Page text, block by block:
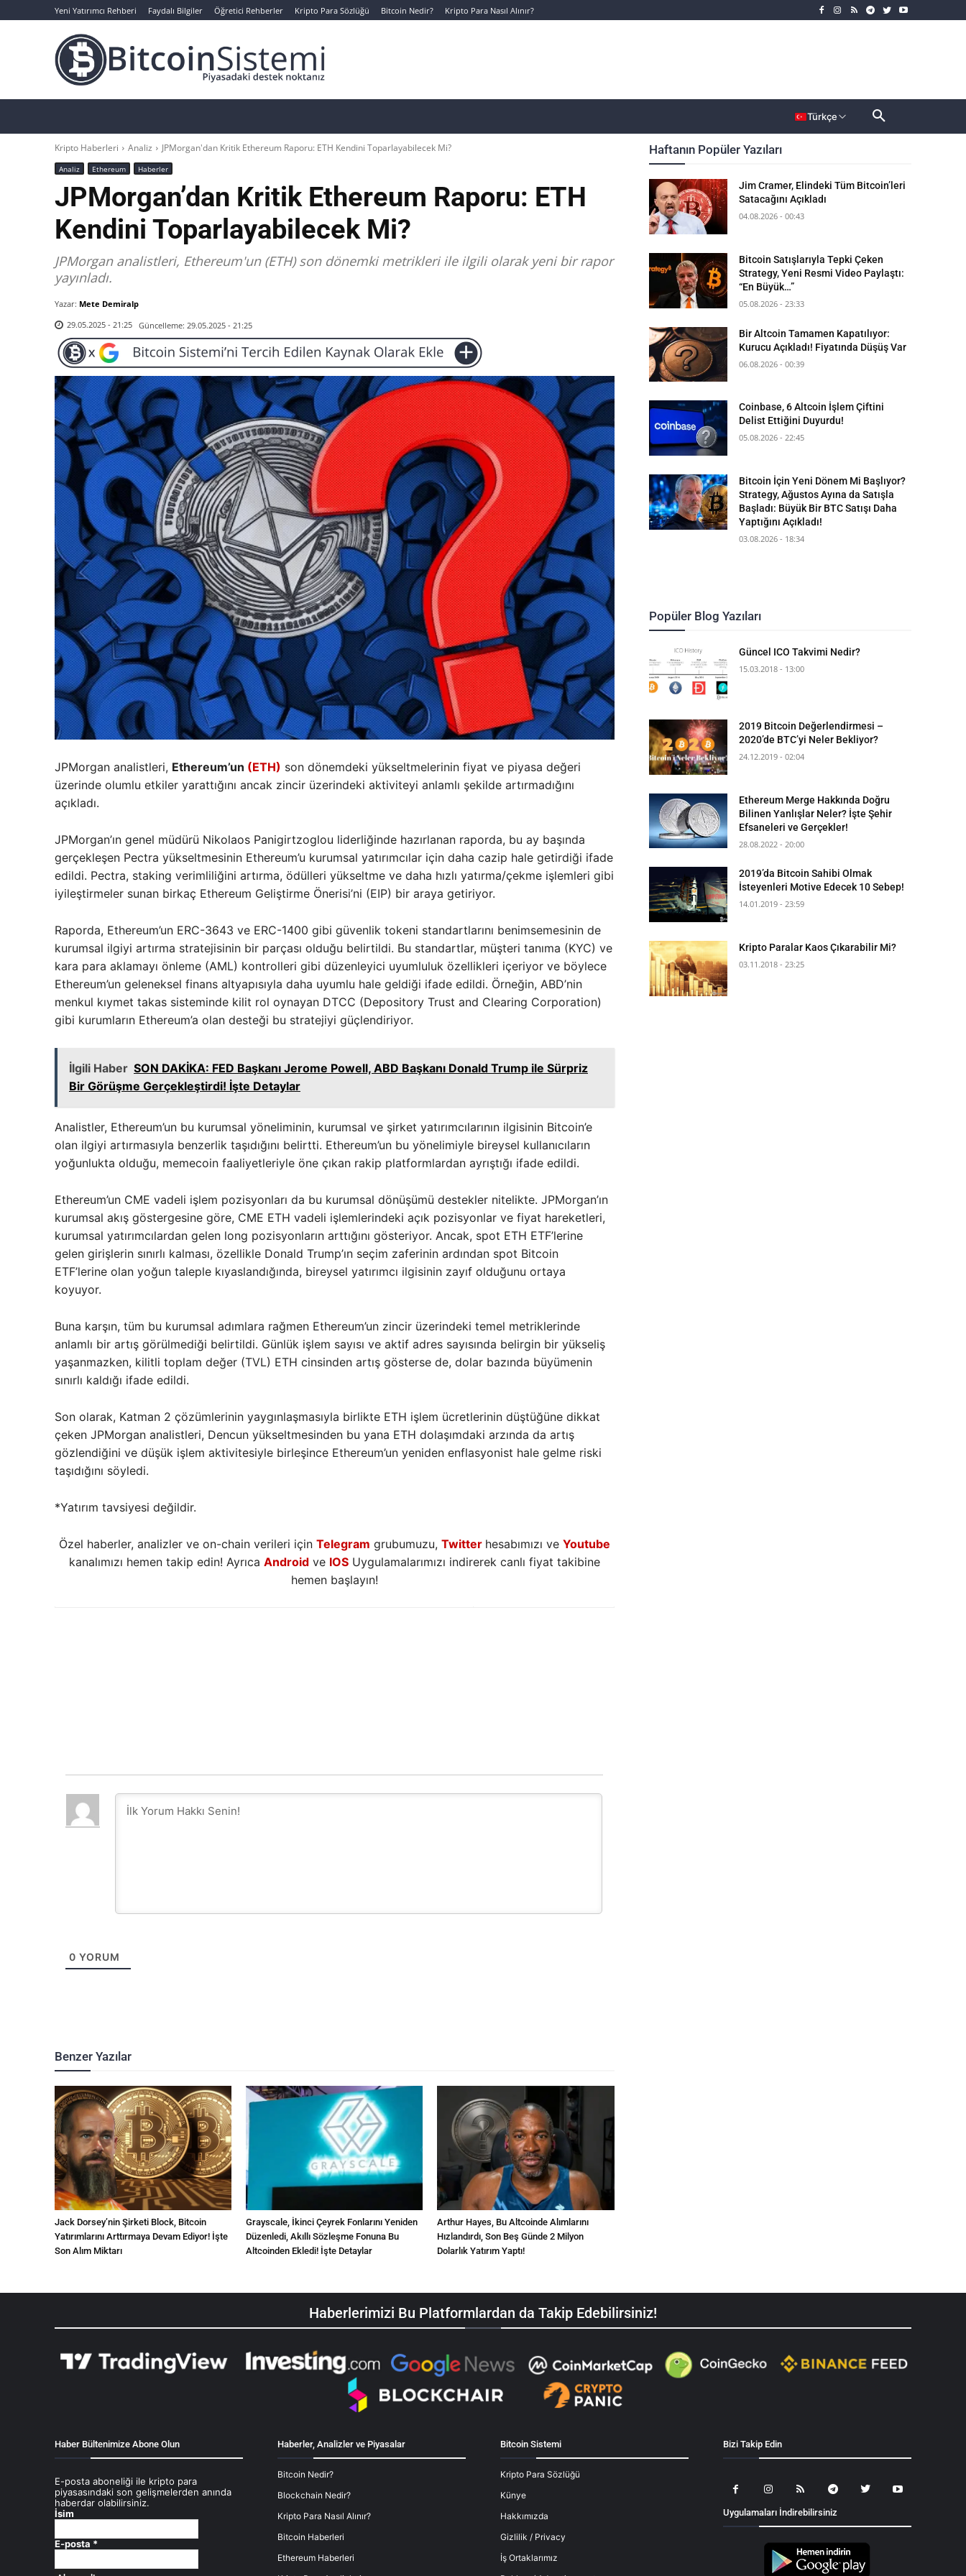
Yeni Yatırımcı Rehberi Faydalı Bilgiler Öğretici Rehberler Kripto Para Sözlüğü Bitcoin Nedir? Kripto Para Nasıl Alınır?
Türkçe
Kripto Haberleri Analiz JPMorgan'dan Kritik Ethereum Raporu: ETH Kendini Toparlayabilecek Mi?
Analiz Ethereum Haberler
JPMorgan’dan Kritik Ethereum Raporu: ETH
Kendini Toparlayabilecek Mi?
JPMorgan analistleri, Ethereum'un (ETH) son dönemki metrikleri ile ilgili olarak yeni bir rapor
yayınladı.
Yazar: Mete Demiralp
29.05.2025 - 21:25 Güncelleme: 29.05.2025 - 21:25
JPMorgan analistleri, Ethereum’un (ETH) son dönemdeki yükseltmelerinin fiyat ve piyasa değeri
üzerinde olumlu etkiler yarattığını ancak zincir üzerindeki aktiviteyi anlamlı şekilde artırmadığını
açıkladı.
JPMorgan’ın genel müdürü Nikolaos Panigirtzoglou liderliğinde hazırlanan raporda, bu ay başında
gerçekleşen Pectra yükseltmesinin Ethereum’u kurumsal yatırımcılar için daha cazip hale getirdiği ifade
edildi. Pectra, staking verimliliğini artırma, ödülleri yükseltme ve daha hızlı yatırma/çekme işlemleri gibi
iyileştirmeler sunan birkaç Ethereum Geliştirme Önerisi’ni (EIP) bir araya getiriyor.
Raporda, Ethereum’un ERC-3643 ve ERC-1400 gibi güvenlik tokeni standartlarını benimsemesinin de
kurumsal ilgiyi artırma stratejisinin bir parçası olduğu belirtildi. Bu standartlar, müşteri tanıma (KYC) ve
kara para aklamayı önleme (AML) kontrolleri gibi düzenleyici uyumluluk özellikleri içeriyor ve böylece
Ethereum’un geleneksel finans altyapısıyla daha uyumlu hale geldiği ifade edildi. Örneğin, ABD’nin
menkul kıymet takas sisteminde kilit rol oynayan DTCC (Depository Trust and Clearing Corporation)
gibi kurumların Ethereum’a olan desteği bu stratejiyi güçlendiriyor.
İlgili Haber SON DAKİKA: FED Başkanı Jerome Powell, ABD Başkanı Donald Trump ile Sürpriz
Bir Görüşme Gerçekleştirdi! İşte Detaylar
Analistler, Ethereum’un bu kurumsal yöneliminin, kurumsal ve şirket yatırımcılarının ilgisinin Bitcoin’e
olan ilgiyi artırmasıyla benzerlik taşıdığını belirtti. Ethereum’un bu yönelimiyle bireysel kullanıcıların
yoğunlukta olduğu, memecoin faaliyetleriyle öne çıkan rakip platformlardan ayrıştığı ifade edildi.
Ethereum’un CME vadeli işlem pozisyonları da bu kurumsal dönüşümü destekler nitelikte. JPMorgan’ın
kurumsal akış göstergesine göre, CME ETH vadeli işlemlerindeki açık pozisyonlar ve fiyat hareketleri,
kurumsal yatırımcılardan gelen long pozisyonların arttığını gösteriyor. Ancak, spot ETH ETF’lerine
gelen girişlerin sınırlı kalması, özellikle Donald Trump’ın seçim zaferinin ardından spot Bitcoin
ETF’lerine olan yoğun taleple kıyaslandığında, bireysel yatırımcı ilgisinin zayıf olduğunu ortaya
koyuyor.
Buna karşın, tüm bu kurumsal adımlara rağmen Ethereum’un zincir üzerindeki temel metriklerinde
anlamlı bir artış görülmediği belirtildi. Günlük işlem sayısı ve aktif adres sayısında belirgin bir yükseliş
yaşanmazken, kilitli toplam değer (TVL) ETH cinsinden artış gösterse de, dolar bazında büyümenin
sınırlı kaldığı ifade edildi.
Son olarak, Katman 2 çözümlerinin yaygınlaşmasıyla birlikte ETH işlem ücretlerinin düştüğüne dikkat
çeken JPMorgan analistleri, Dencun yükseltmesinden bu yana ETH dolaşımdaki arzında da artış
gözlendiğini ve düşük işlem aktivitesiyle birleşince Ethereum’un yeniden enflasyonist hale gelme riski
taşıdığını söyledi.
*Yatırım tavsiyesi değildir.
Özel haberler, analizler ve on-chain verileri için Telegram grubumuzu, Twitter hesabımızı ve Youtube
kanalımızı hemen takip edin! Ayrıca Androidve IOSUygulamalarımızı indirerek canlı fiyat takibine
hemen başlayın!
0 YORUM
Benzer Yazılar
Jack Dorsey’nin Şirketi Block, Bitcoin
Yatırımlarını Arttırmaya Devam Ediyor! İşte
Son Alım Miktarı
Grayscale, İkinci Çeyrek Fonlarını Yeniden
Düzenledi, Akıllı Sözleşme Fonuna Bu
Altcoinden Ekledi! İşte Detaylar
Arthur Hayes, Bu Altcoinde Alımlarını
Hızlandırdı, Son Beş Günde 2 Milyon
Dolarlık Yatırım Yaptı!
Haftanın Popüler Yazıları
Jim Cramer, Elindeki Tüm Bitcoin’leri
Satacağını Açıkladı
04.08.2026 - 00:43
Bitcoin Satışlarıyla Tepki Çeken
Strategy, Yeni Resmi Video Paylaştı:
“En Büyük…”
05.08.2026 - 23:33
Bir Altcoin Tamamen Kapatılıyor:
Kurucu Açıkladı! Fiyatında Düşüş Var
06.08.2026 - 00:39
Coinbase, 6 Altcoin İşlem Çiftini
Delist Ettiğini Duyurdu!
05.08.2026 - 22:45
Bitcoin İçin Yeni Dönem Mi Başlıyor?
Strategy, Ağustos Ayına da Satışla
Başladı: Büyük Bir BTC Satışı Daha
Yaptığını Açıkladı!
03.08.2026 - 18:34
Popüler Blog Yazıları
Güncel ICO Takvimi Nedir?
15.03.2018 - 13:00
2019 Bitcoin Değerlendirmesi –
2020’de BTC’yi Neler Bekliyor?
24.12.2019 - 02:04
Ethereum Merge Hakkında Doğru
Bilinen Yanlışlar Neler? İşte Şehir
Efsaneleri ve Gerçekler!
28.08.2022 - 20:00
2019’da Bitcoin Sahibi Olmak
İsteyenleri Motive Edecek 10 Sebep!
14.01.2019 - 23:59
Kripto Paralar Kaos Çıkarabilir Mi?
03.11.2018 - 23:25
Haberlerimizi Bu Platformlardan da Takip Edebilirsiniz!
Haber Bültenimize Abone Olun
E-posta aboneliği ile kripto para
piyasasındaki son gelişmelerden anında
haberdar olabilirsiniz.
İsim
E-posta *
Haberler, Analizler ve Piyasalar
Bitcoin Nedir?
Blockchain Nedir?
Kripto Para Nasıl Alınır?
Bitcoin Haberleri
Ethereum Haberleri
Bitcoin Sistemi
Kripto Para Sözlüğü
Künye
Hakkımızda
Gizlilik / Privacy
İş Ortaklarımız
Bizi Takip Edin
Uygulamaları İndirebilirsiniz